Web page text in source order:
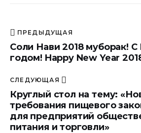
ПРЕДЫДУЩАЯ
Соли Нави 2018 муборак!
годом! Happy New Year
СЛЕДУЮЩАЯ
Круглый стол на тему:
требования пищевого
для предприятий
питания и торговли»